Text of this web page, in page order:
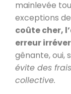
mainlevée
exceptions
coûte cher,
erreur
gênante, oui,
évite des
collective.